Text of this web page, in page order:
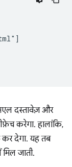
दस्तावेज़ और
करेगा. हालांकि,
देगा. यह तब
मिल जाती.